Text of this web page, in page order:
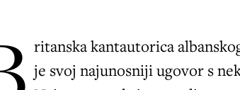
ritanska kantautorica
je svoj najunosniji ugovor s